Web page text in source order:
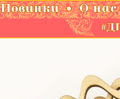
Новинки О нас